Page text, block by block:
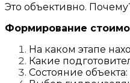
Это объективно.
Формирование
На каком этапе
Какие
Состояние